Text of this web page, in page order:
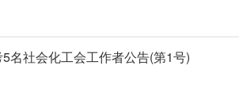
名社会化工会工作者公告(第1号)